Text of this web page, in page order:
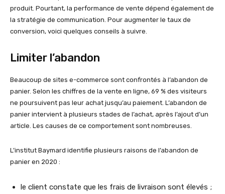
produit. Pourtant, la performance de vente dépend également de
la stratégie de communication. Pour augmenter le taux de
conversion, voici quelques conseils à suivre.
Limiter l’abandon
Beaucoup de sites e-commerce sont confrontés à l’abandon de
panier. Selon les chiffres de la vente en ligne, 69 % des visiteurs
ne poursuivent pas leur achat jusqu’au paiement. L’abandon de
panier intervient à plusieurs stades de l’achat, après l’ajout d’un
article. Les causes de ce comportement sont nombreuses.
L’institut Baymard identifie plusieurs raisons de l’abandon de
panier en 2020 :
le client constate que les frais de livraison sont élevés ;